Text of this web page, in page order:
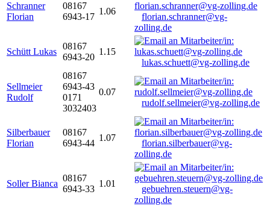
Schranner
Florian
08167
6943-17
1.06
florian.schranner@vg-
zolling.de
Schütt Lukas
08167
6943-20
1.15
lukas.schuett@vg-zolling.de
Sellmeier
Rudolf
08167
6943-43
0171
3032403
0.07
rudolf.sellmeier@vg-zolling.de
Silberbauer
Florian
08167
6943-44
1.07
florian.silberbauer@vg-
zolling.de
Soller Bianca
08167
6943-33
1.01
gebuehren.steuern@vg-
zolling.de